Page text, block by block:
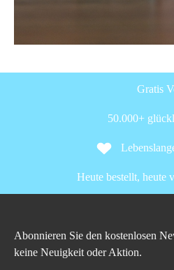
Gratis
50.000+
Heute bestellt, heute
Abonnieren Sie den kostenlosen
keine Neuigkeit oder Aktion.